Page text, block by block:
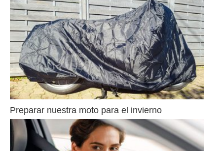
Preparar nuestra moto para el invierno